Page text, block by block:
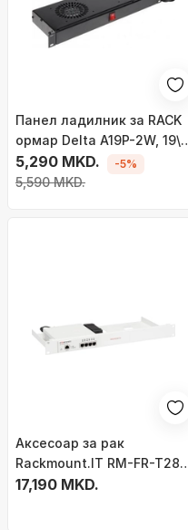
Панел ладилник за RACK
ормар Delta A19P-2W, 19\",
1U, црн
5,290 MKD.
5,590 MKD.
-5%
Аксесоар за рак
Rackmount.IT RM-FR-T28,
за заштитен ѕид, за 19\"
17,190 MKD.